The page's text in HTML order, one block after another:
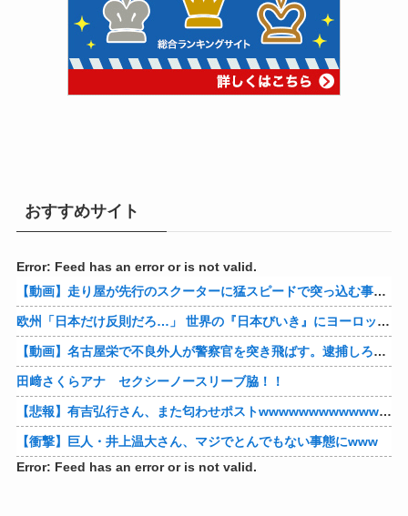
おすすめサイト
Error: Feed has an error or is not valid.
【動画】走り屋が先行のスクーターに猛スピードで突っ込む事故。
欧州「日本だけ反則だろ…」 世界の『日本びいき』にヨーロッパ全土から不満の声
【動画】名古屋栄で不良外人が警察官を突き飛ばす。逮捕しろやｗｗｗ
田﨑さくらアナ セクシーノースリーブ脇！！
【悲報】有吉弘行さん、また匂わせポストwwwwwwwwwwwwwwww
【衝撃】巨人・井上温大さん、マジでとんでもない事態にwww
Error: Feed has an error or is not valid.